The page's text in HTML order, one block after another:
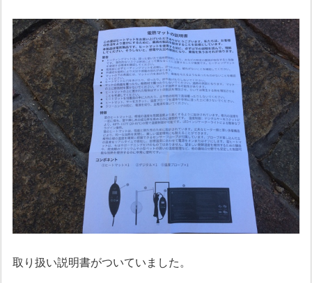
取り扱い説明書がついていました。